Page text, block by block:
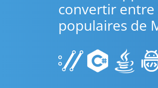
convertir entre
populaires de